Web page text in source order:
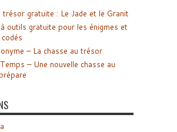
trésor gratuite : Le Jade et le Granit
outils gratuite pour les énigmes et
– La chasse au trésor
Temps – Une nouvelle chasse au